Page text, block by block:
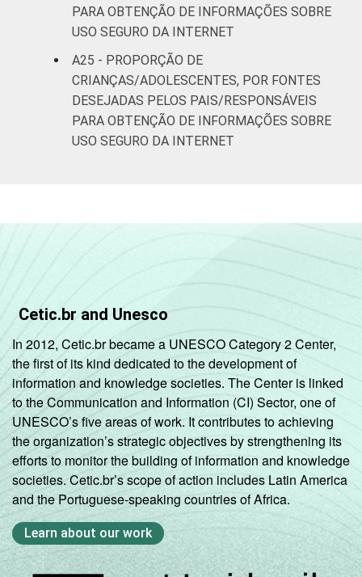
PARA OBTENÇÃO DE INFORMAÇÕES SOBRE
USO SEGURO DA INTERNET
A25 - PROPORÇÃO DE
CRIANÇAS/ADOLESCENTES, POR FONTES
DESEJADAS PELOS PAIS/RESPONSÁVEIS
PARA OBTENÇÃO DE INFORMAÇÕES SOBRE
USO SEGURO DA INTERNET
Cetic.br and Unesco
In 2012, Cetic.br became a UNESCO Category 2 Center,
the first of its kind dedicated to the development of
information and knowledge societies. The Center is linked
to the Communication and Information (CI) Sector, one of
UNESCO’s five areas of work. It contributes to achieving
the organization’s strategic objectives by strengthening its
efforts to monitor the building of information and knowledge
societies. Cetic.br’s scope of action includes Latin America
and the Portuguese-speaking countries of Africa.
Learn about our work